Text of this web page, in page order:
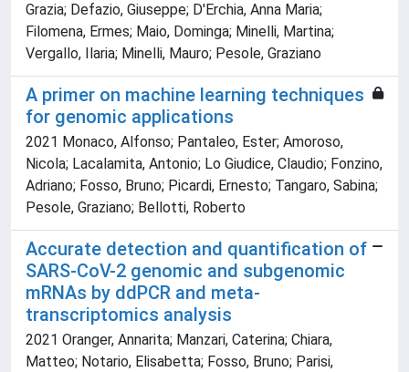
Grazia; Defazio, Giuseppe; D'Erchia, Anna Maria;
Filomena, Ermes; Maio, Dominga; Minelli, Martina;
Vergallo, Ilaria; Minelli, Mauro; Pesole, Graziano
A primer on machine learning techniques
for genomic applications
2021 Monaco, Alfonso; Pantaleo, Ester; Amoroso,
Nicola; Lacalamita, Antonio; Lo Giudice, Claudio; Fonzino,
Adriano; Fosso, Bruno; Picardi, Ernesto; Tangaro, Sabina;
Pesole, Graziano; Bellotti, Roberto
Accurate detection and quantification of
SARS-CoV-2 genomic and subgenomic
mRNAs by ddPCR and meta-
transcriptomics analysis
2021 Oranger, Annarita; Manzari, Caterina; Chiara,
Matteo; Notario, Elisabetta; Fosso, Bruno; Parisi,